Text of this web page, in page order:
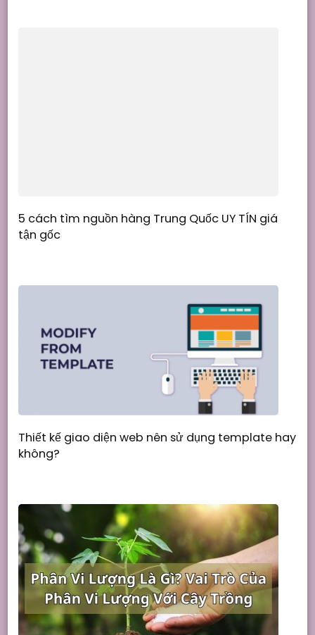
5 cách tìm nguồn hàng Trung Quốc UY TÍN giá
tận gốc
Thiết kế giao diện web nên sử dụng template hay
không?